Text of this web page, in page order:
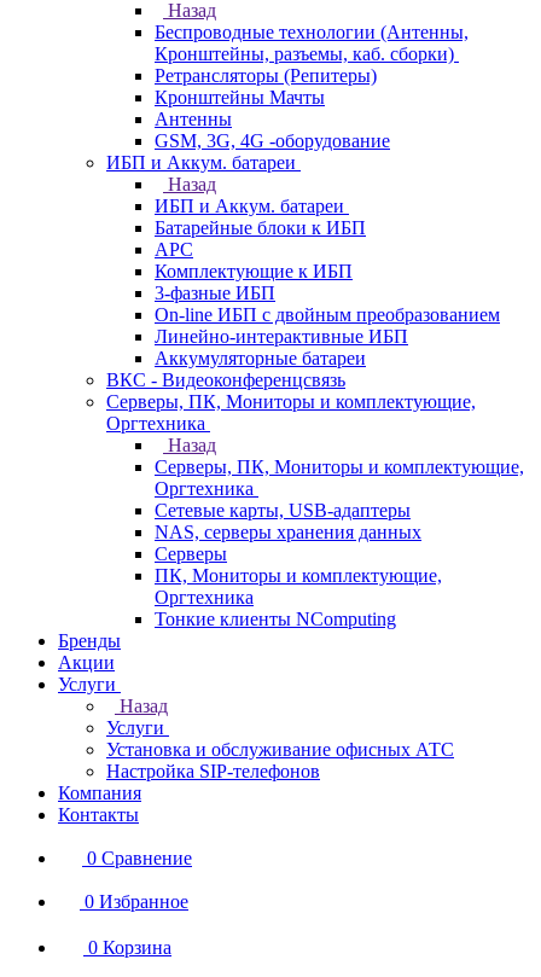
Назад
Беспроводные технологии (Антенны,
Кронштейны, разъемы, каб. сборки)
Ретрансляторы (Репитеры)
Кронштейны Мачты
Антенны
GSM, 3G, 4G -оборудование
ИБП и Аккум. батареи
Назад
ИБП и Аккум. батареи
Батарейные блоки к ИБП
APC
Комплектующие к ИБП
3-фазные ИБП
On-line ИБП с двойным преобразованием
Линейно-интерактивные ИБП
Аккумуляторные батареи
ВКС - Видеоконференцсвязь
Серверы, ПК, Мониторы и комплектующие,
Оргтехника
Назад
Серверы, ПК, Мониторы и комплектующие,
Оргтехника
Сетевые карты, USB-адаптеры
NAS, серверы хранения данных
Серверы
ПК, Мониторы и комплектующие,
Оргтехника
Тонкие клиенты NComputing
Бренды
Акции
Услуги
Назад
Услуги
Установка и обслуживание офисных АТС
Настройка SIP-телефонов
Компания
Контакты
0 Сравнение
0 Избранное
0 Корзина